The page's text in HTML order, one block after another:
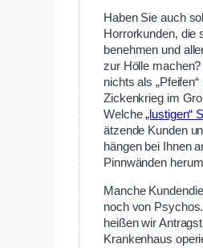
Haben Sie auch
Horrorkunden, die
benehmen und
zur Hölle
nichts als
Zickenkrieg im
Welche„lustigen“
ätzende Kunden
hängen bei Ihnen
Pinnwänden
Manche
noch von
heißen wir
Krankenhaus